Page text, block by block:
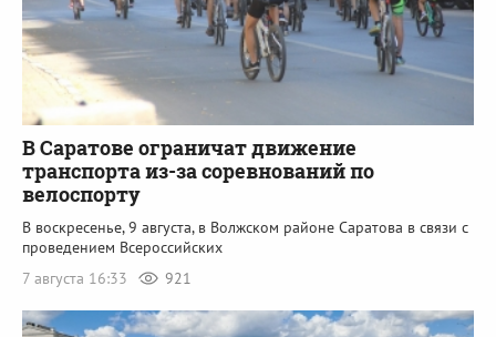
В Саратове ограничат движение
транспорта из-за соревнований по
велоспорту
В воскресенье, 9 августа, в Волжском районе Саратова в связи с
проведением Всероссийских
7 августа 16:33
921